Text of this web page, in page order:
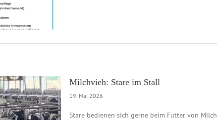
Milchvieh: Stare im Stall
19. Mai 2026
Stare bedienen sich gerne beim Futter von